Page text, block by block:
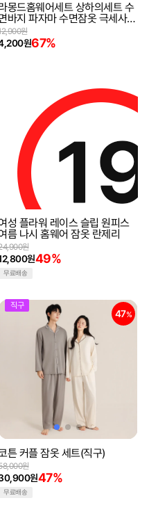
몽드홈웨어세트 상하의세트 수
바지 파자마 수면잠옷 극세사잠
세트 겨울잠옷
원67%
원
성 플라워 레이스 슬립 원피스
름 나시 홈웨어 잠옷 란제리
원49%
원
무료배송
직구
47%
튼 커플 잠옷 세트(직구)
원47%
원
무료배송